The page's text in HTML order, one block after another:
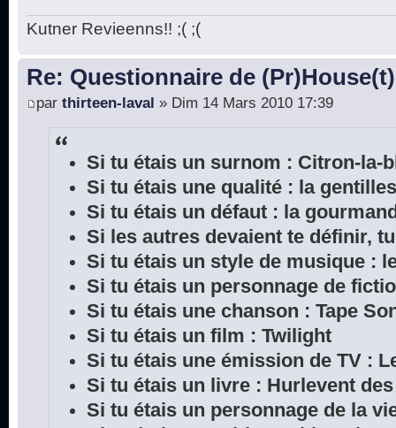
Kutner Revieenns!! ;( ;(
Re: Questionnaire de (Pr)House(t)
par thirteen-laval » Dim 14 Mars 2010 17:39
Si tu étais un surnom : Citron-la-
Si tu étais une qualité : la
Si tu étais un défaut : la
Si les autres devaient te définir,
Si tu étais un style de musique :
Si tu étais un personnage de
Si tu étais une chanson : Tape
Si tu étais un film : Twilight
Si tu étais une émission de TV :
Si tu étais un livre : Hurlevent
Si tu étais un personnage de la